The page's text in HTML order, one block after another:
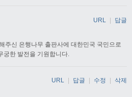
주신 은행나무 출판사에 대한민국 국민으로
궁한 발전을 기원합니다.
URL | 답글
URL 답글 수정 삭제